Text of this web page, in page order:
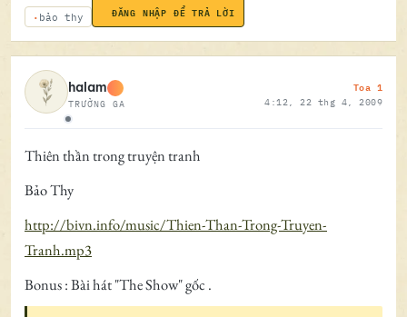
bảo thy ĐĂNG NHẬP ĐỂ TRẢ LỜI
Ngoại tuyến
halam
TRƯỞNG GA
Toa 1
4:12, 22 thg 4, 2009
Thiên thần trong truyện tranh
Bảo Thy
http://bivn.info/music/Thien-Than-Trong-Truyen-
Tranh.mp3
Bonus : Bài hát "The Show" gốc .